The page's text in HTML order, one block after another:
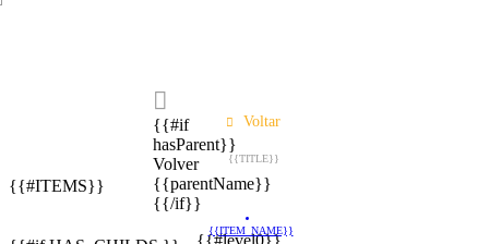

{{#if
hasParent}}
Volver
{{parentName}}
{{/if}}
Voltar
{{TITLE}}
{{#ITEMS}}
{{ITEM_NAME}}